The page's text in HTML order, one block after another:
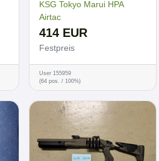
KSG Tokyo Marui HPA
Airtac
414 EUR
Festpreis
User 155959
(64 pos. / 100%)